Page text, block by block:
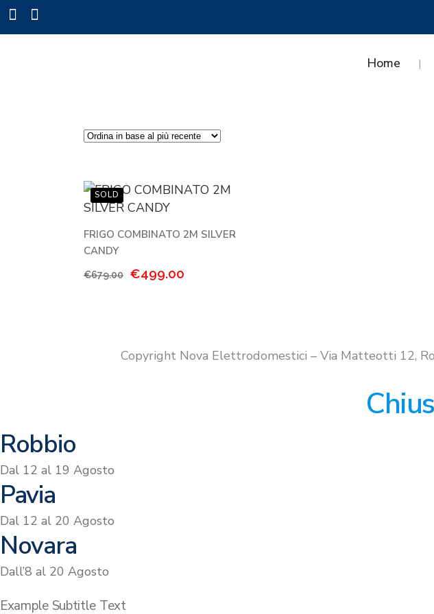
Home
FRIGO COMBINATO 2M SILVER
CANDY
€679.00
Il
€499.00
Copyright Nova Elettrodomestici – Via Matteotti 12,
Robbio
Dal 12 al 19 Agosto
Pavia
Dal 12 al 20 Agosto
Novara
Dall’8 al 20 Agosto
Example Subtitle Text